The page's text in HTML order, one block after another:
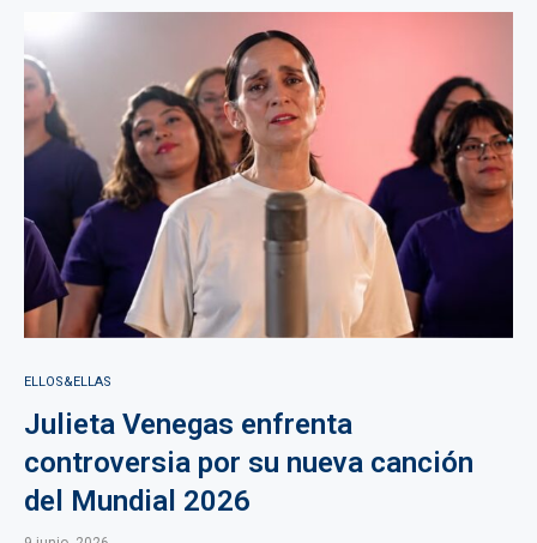
ELLOS&ELLAS
Julieta Venegas enfrenta
controversia por su nueva canción
del Mundial 2026